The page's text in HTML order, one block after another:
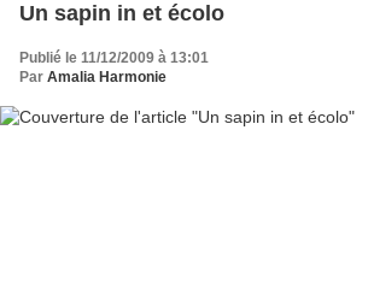
Un sapin in et écolo
Publié le 11/12/2009 à 13:01
Par Amalia Harmonie